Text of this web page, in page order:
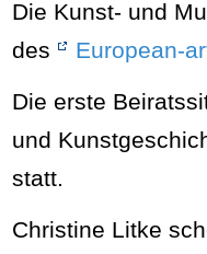
Die Kunst- und
des
European-
Die erste
und
statt.
Christine Litke